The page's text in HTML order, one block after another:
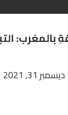
بالمغرب:
ديسمبر 31, 2021